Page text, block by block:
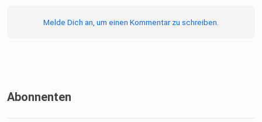
Melde Dich an, um einen Kommentar zu schreiben.
Abonnenten